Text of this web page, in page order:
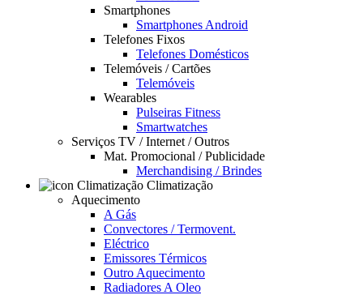
Smartphones
Smartphones Android
Telefones Fixos
Telefones Domésticos
Telemóveis / Cartões
Telemóveis
Wearables
Pulseiras Fitness
Smartwatches
Serviços TV / Internet / Outros
Mat. Promocional / Publicidade
Merchandising / Brindes
Climatização
Aquecimento
A Gás
Convectores / Termovent.
Eléctrico
Emissores Térmicos
Outro Aquecimento
Radiadores A Oleo